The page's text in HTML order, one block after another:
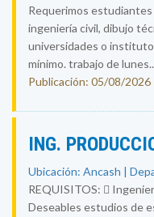
Requerimos
ingeniería civil, dibujo
universidades o
mínimo. trabajo de
Publicación: 05/08/2026
ING.
Ubicación: Ancash |
REQUISITOS: 
Deseables estudios de